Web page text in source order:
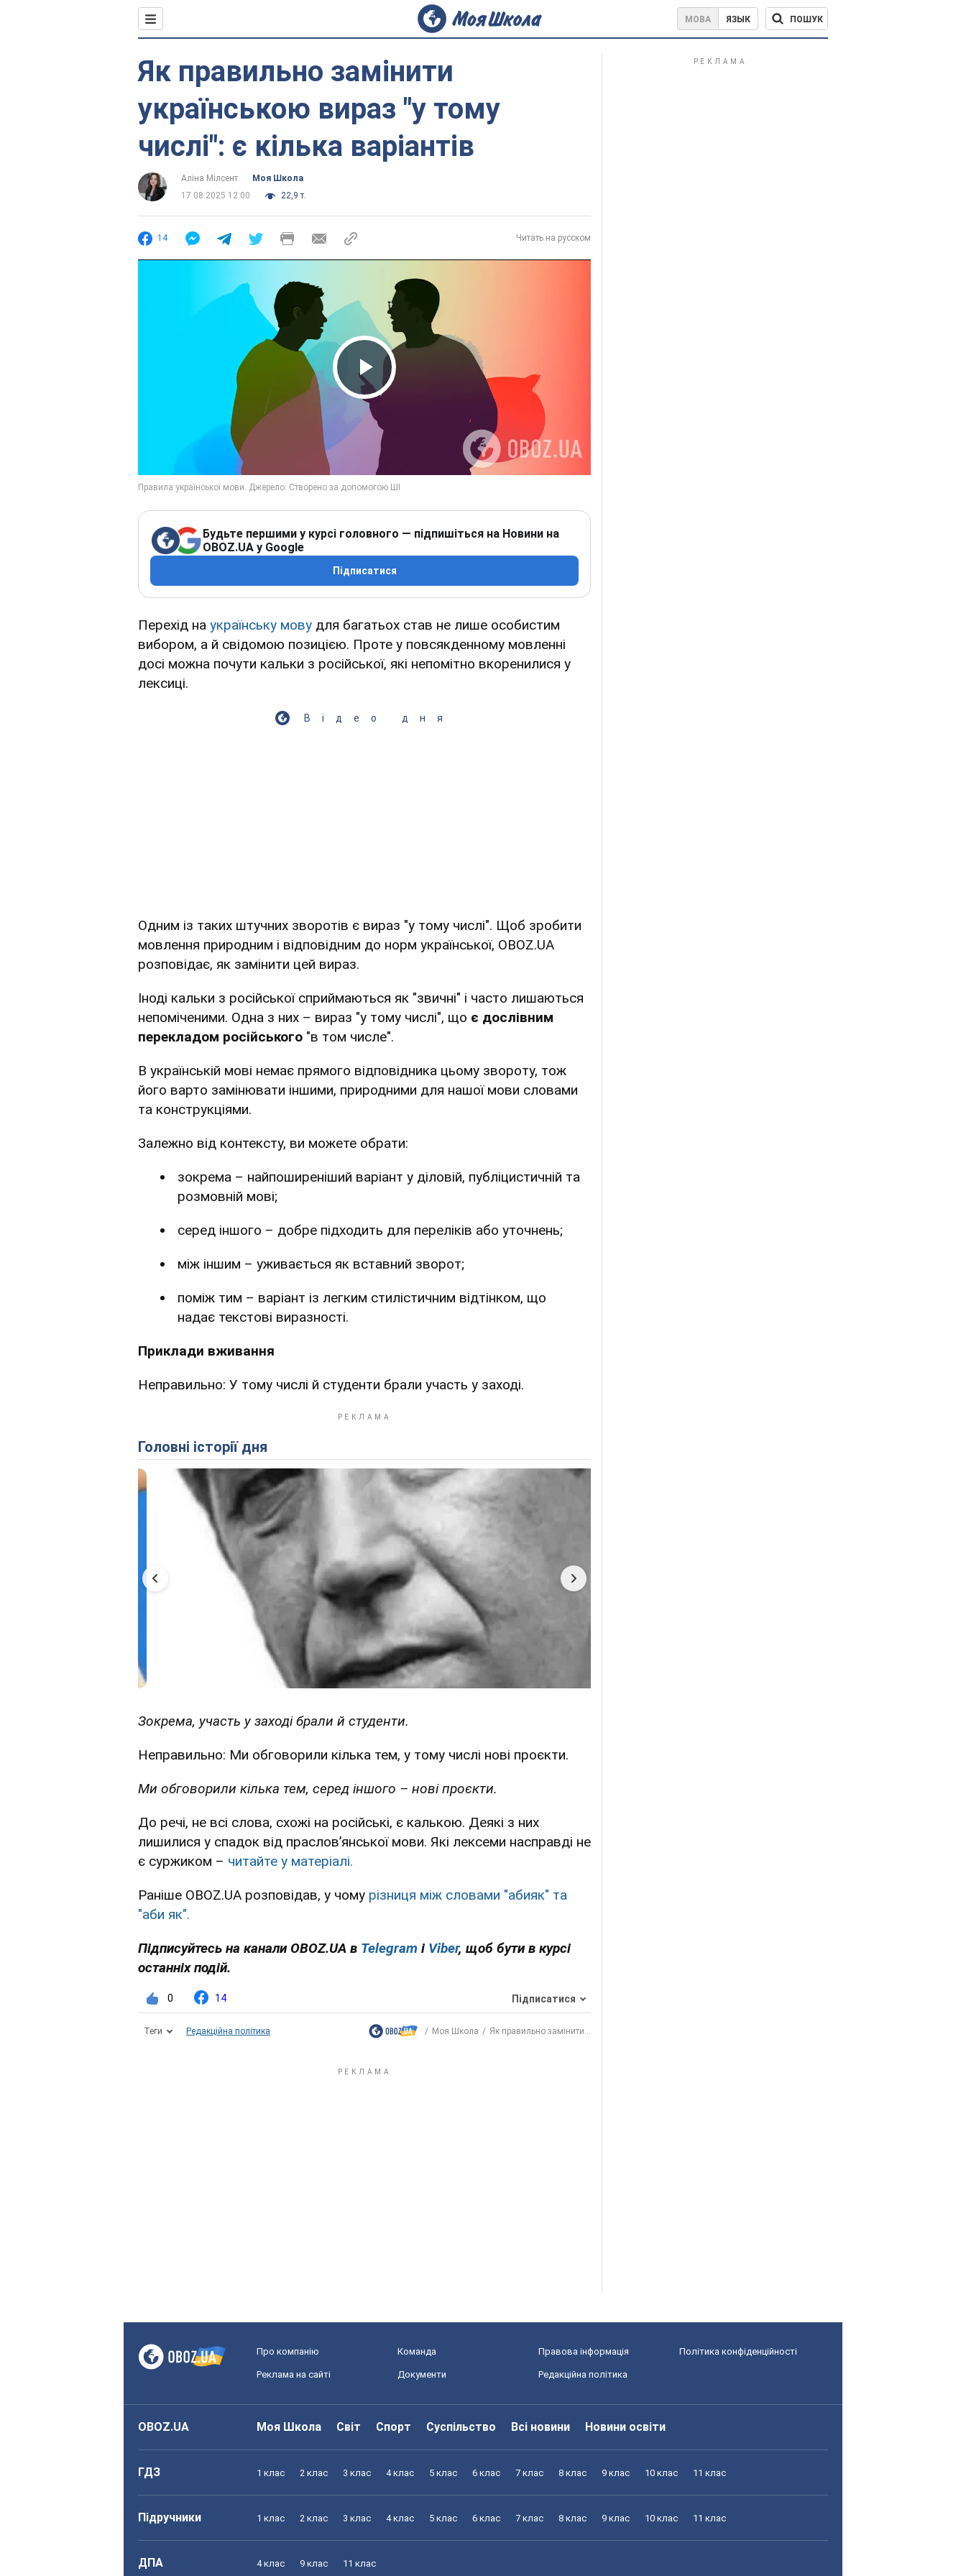
МОВА ЯЗЫК ПОШУК
Як правильно замінити
українською вираз "у тому
числі": є кілька варіантів
Аліна Мілсент
Моя Школа
17.08.2025 12:00
22,9 т.
14 Читать на русском
Play Video
Будьте першими у курсі головного — підпишіться на Новини на
OBOZ.UA у Google
Підписатися
Перехід на українську мову для багатьох став не лише особистим
вибором, а й свідомою позицією. Проте у повсякденному мовленні
досі можна почути кальки з російської, які непомітно вкоренилися у
лексиці.
Відео дня
Одним із таких штучних зворотів є вираз "у тому числі". Щоб зробити
мовлення природним і відповідним до норм української, OBOZ.UA
розповідає, як замінити цей вираз.
Іноді кальки з російської сприймаються як "звичні" і часто лишаються
непоміченими. Одна з них – вираз "у тому числі", що є дослівним
перекладом російського "в том числе".
В українській мові немає прямого відповідника цьому звороту, тож
його варто замінювати іншими, природними для нашої мови словами
та конструкціями.
Залежно від контексту, ви можете обрати:
зокрема – найпоширеніший варіант у діловій, публіцистичній та
розмовній мові;
серед іншого – добре підходить для переліків або уточнень;
між іншим – уживається як вставний зворот;
поміж тим – варіант із легким стилістичним відтінком, що
надає текстові виразності.
Приклади вживання
Неправильно: У тому числі й студенти брали участь у заході.
Головні історії дня
Зокрема, участь у заході брали й студенти.
Неправильно: Ми обговорили кілька тем, у тому числі нові проєкти.
Ми обговорили кілька тем, серед іншого – нові проєкти.
До речі, не всі слова, схожі на російські, є калькою. Деякі з них
лишилися у спадок від праслов’янської мови. Які лексеми насправді не
є суржиком – читайте у матеріалі.
Раніше OBOZ.UA розповідав, у чому різниця між словами "абияк" та
"аби як".
Підписуйтесь на канали OBOZ.UA в Telegram і Viber, щоб бути в курсі
останніх подій.
0 14 Підписатися
Теги Редакційна політика Моя Школа Як правильно замінити...
Про компанію Команда Правова інформація Політика конфіденційності
Реклама на сайті Документи Редакційна політика
OBOZ.UA Моя Школа Світ Спорт Суспільство Всі новини Новини освіти
ГДЗ 1 клас 2 клас 3 клас 4 клас 5 клас 6 клас 7 клас 8 клас 9 клас 10 клас 11 клас
Підручники 1 клас 2 клас 3 клас 4 клас 5 клас 6 клас 7 клас 8 клас 9 клас 10 клас 11 клас
ДПА 4 клас 9 клас 11 клас